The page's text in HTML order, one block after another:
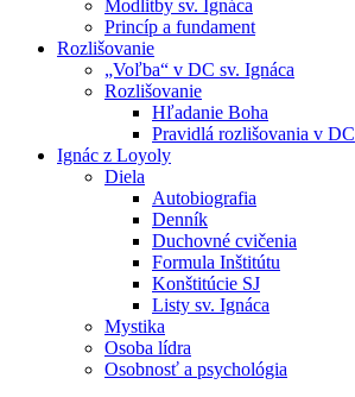
Modlitby sv. Ignáca
Princíp a fundament
Rozlišovanie
„Voľba“ v DC sv. Ignáca
Rozlišovanie
Hľadanie Boha
Pravidlá rozlišovania v DC
Ignác z Loyoly
Diela
Autobiografia
Denník
Duchovné cvičenia
Formula Inštitútu
Konštitúcie SJ
Listy sv. Ignáca
Mystika
Osoba lídra
Osobnosť a psychológia